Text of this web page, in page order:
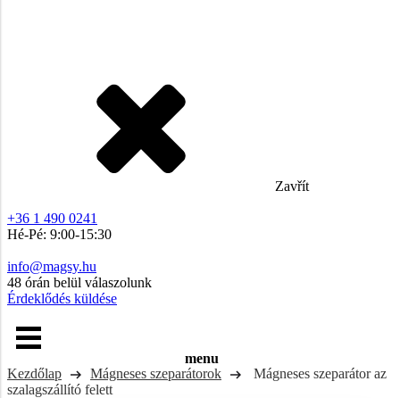
Zavřít
+36 1 490 0241
Hé-Pé: 9:00-15:30
info@magsy.hu
48 órán belül válaszolunk
Érdeklődés küldése
menu
Kezdőlap
Mágneses szeparátorok
Mágneses szeparátor az
szalagszállító felett